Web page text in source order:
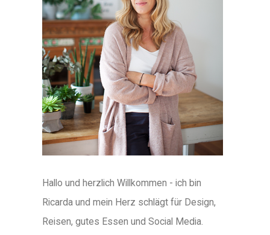
Hallo und herzlich Willkommen - ich bin
Ricarda und mein Herz schlägt für Design,
Reisen, gutes Essen und Social Media.